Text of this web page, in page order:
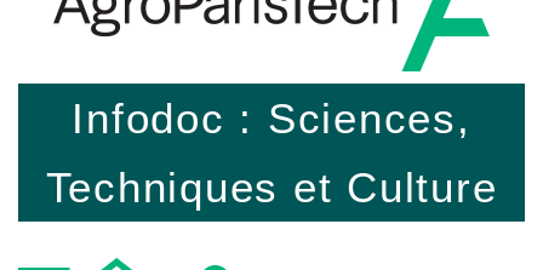
Infodoc : Sciences,
Techniques et Culture